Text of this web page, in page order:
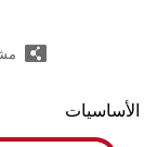
الأساسيات